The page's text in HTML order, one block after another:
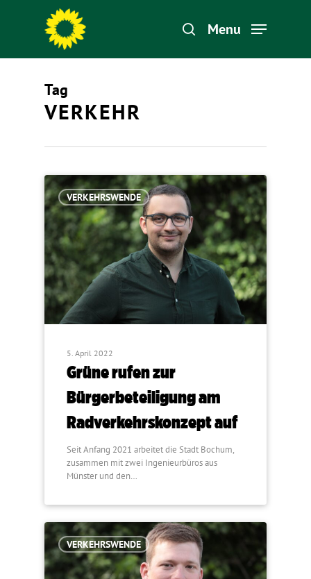
Hit enter to search or ESC to close
Menu
Tag
VERKEHR
VERKEHRSWENDE
5. April 2022
Grüne rufen zur
Bürgerbeteiligung am
Radverkehrskonzept auf
Seit Anfang 2021 arbeitet die Stadt Bochum,
zusammen mit zwei Ingenieurbüros aus
Münster und den…
VERKEHRSWENDE